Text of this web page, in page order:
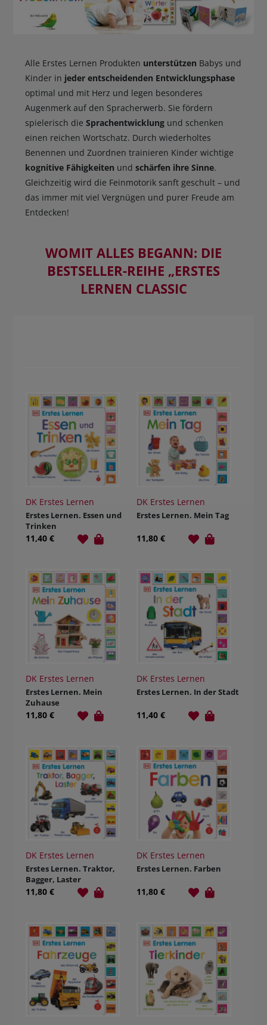
Alle Erstes Lernen Produkten unterstützen Babys und
Kinder in jeder entscheidenden Entwicklungsphase
optimal und mit Herz und legen besonderes
Augenmerk auf den Spracherwerb. Sie fördern
spielerisch dieSprachentwicklung und schenken
einen reichen Wortschatz. Durch wiederholtes
Benennen und Zuordnen trainieren Kinder wichtige
kognitive Fähigkeiten undschärfen ihre Sinne.
Gleichzeitig wird die Feinmotorik sanft geschult – und
das immer mit viel Vergnügen und purer Freude am
Entdecken!
WOMIT ALLES BEGANN: DIE
BESTSELLER-REIHE „ERSTES
LERNEN CLASSIC
DK Erstes Lernen
Erstes Lernen. Essen und
Trinken
11,40 €
DK Erstes Lernen
Erstes Lernen. Mein Tag
11,80 €
DK Erstes Lernen
Erstes Lernen. Mein
Zuhause
11,80 €
DK Erstes Lernen
Erstes Lernen. In der Stadt
11,40 €
DK Erstes Lernen
Erstes Lernen. Traktor,
Bagger, Laster
11,80 €
DK Erstes Lernen
Erstes Lernen. Farben
11,80 €